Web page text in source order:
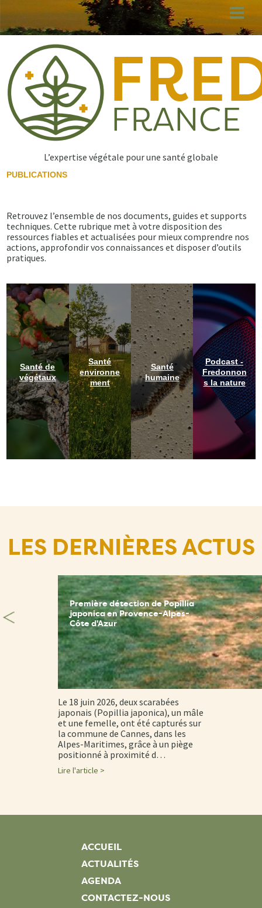
au
principal
L’expertise végétale pour une santé globale
PUBLICATIONS
Retrouvez l’ensemble de nos documents, guides et supports
techniques. Cette rubrique met à votre disposition des
ressources fiables et actualisées pour mieux comprendre nos
actions, approfondir vos connaissances et disposer d’outils
pratiques.
Santé de
végétaux
Santé
environne
ment
Santé
humaine
Podcast -
Fredonnon
s la nature
LES DERNIÈRES ACTUS
Première détection de Popillia
japonica en Provence-Alpes-
Côte d'Azur
Le 18 juin 2026, deux scarabées
japonais (Popillia japonica), un mâle
et une femelle, ont été capturés sur
la commune de Cannes, dans les
Alpes-Maritimes, grâce à un piège
positionné à proximité d…
Lire l'article >
ACCUEIL
ACTUALITÉS
AGENDA
CONTACTEZ-NOUS